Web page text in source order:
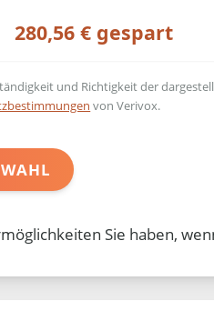
280,56 € gespart
und Richtigkeit der
von Verivox.
Sie haben,